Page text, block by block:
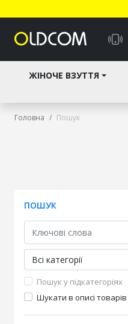
ЖІНОЧЕ ВЗУТТЯ
Головна Пошук
ПОШУК
Пошук у підкатегоріях
Шукати в описі товарів